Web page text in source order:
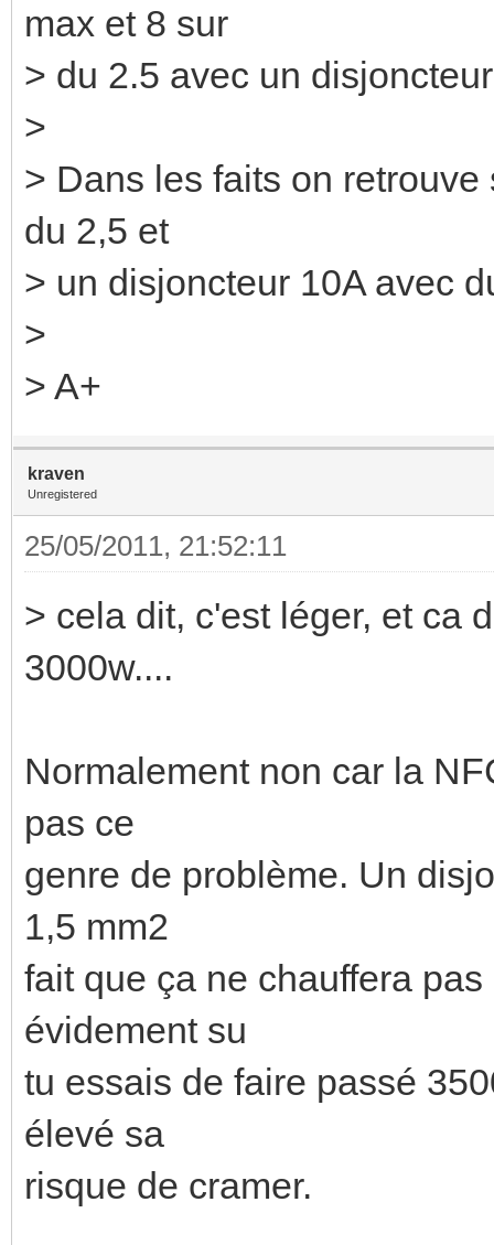
max et 8 sur
> du 2.5 avec un
>
> Dans les faits on
du 2,5 et
> un disjoncteur 10A avec
>
> A+
kraven
Unregistered
25/05/2011, 21:52:11
> cela dit, c'est léger, et ca
3000w....
Normalement non car la
pas ce
genre de problème. Un
1,5 mm2
fait que ça ne chauffera
évidement su
tu essais de faire passé
élevé sa
risque de cramer.